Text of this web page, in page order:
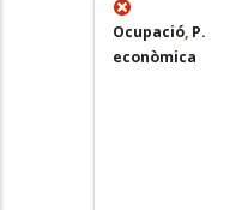
Ocupació, P.
econòmica